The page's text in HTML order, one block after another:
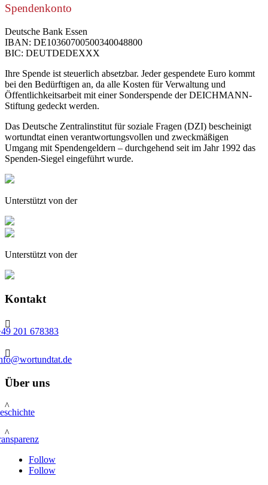
Spendenkonto
Deutsche Bank Essen
IBAN: DE10360700500340048800
BIC: DEUTDEDEXXX
Ihre Spende ist steuerlich absetzbar. Jeder gespendete Euro kommt
bei den Bedürftigen an, da alle Kosten für Verwaltung und
Öffentlichkeitsarbeit mit einer Sonderspende der DEICHMANN-
Stiftung gedeckt werden.
Das Deutsche Zentralinstitut für soziale Fragen (DZI) bescheinigt
wortundtat einen verantwortungsvollen und zweckmäßigen
Umgang mit Spendengeldern – durchgehend seit im Jahr 1992 das
Spenden-Siegel eingeführt wurde.
Unterstützt von der
Unterstützt von der
Kontakt

201 678383

Über uns
^
^
Follow
Follow